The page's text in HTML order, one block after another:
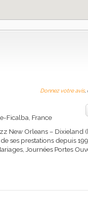
Donnez votre avis,
Ficalba, France
New Orleans – Dixieland
ses prestations depuis
Journées Portes